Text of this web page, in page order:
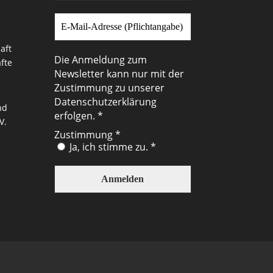
Die Anmeldung zum
Newsletter kann nur mit der
Zustimmung zu unserer
Datenschutzerklärung
erfolgen. *
Zustimmung*
Ja, ich stimme zu. *